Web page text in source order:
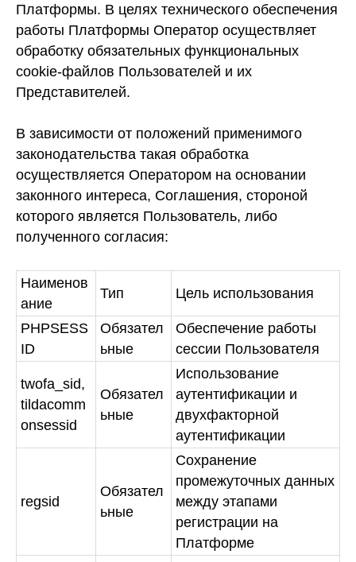
Платформы. В целях технического обеспечения
работы Платформы Оператор осуществляет
обработку обязательных функциональных
cookie-файлов Пользователей и их
Представителей.
В зависимости от положений применимого
законодательства такая обработка
осуществляется Оператором на основании
законного интереса, Соглашения, стороной
которого является Пользователь, либо
полученного согласия:
Наименов
ание
Тип Цель использования
PHPSESS
ID
Обязател
ьные
Обеспечение работы
сессии Пользователя
twofa_sid,
tildacomm
onsessid
Обязател
ьные
Использование
аутентификации и
двухфакторной
аутентификации
regsid
Обязател
ьные
Сохранение
промежуточных данных
между этапами
регистрации на
Платформе